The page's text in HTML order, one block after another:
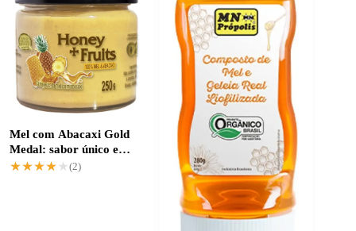
Mel com Abacaxi Gold
Medal: sabor único e
natural
★★★★★
★★★★★ (2)